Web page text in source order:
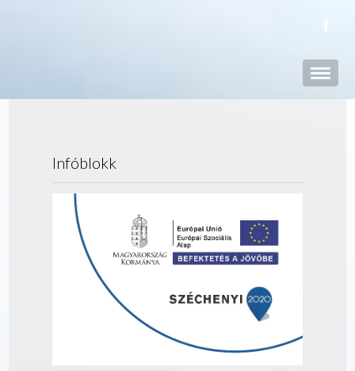
Infóblokk